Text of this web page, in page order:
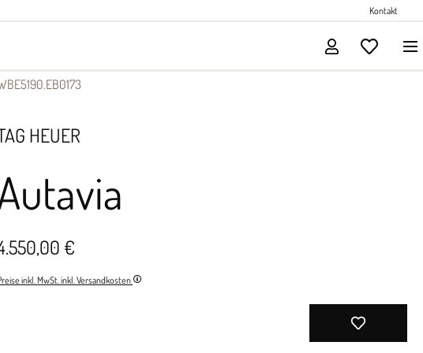
Kontakt
HEUER
€
inkl. MwSt. inkl. Versandkosten